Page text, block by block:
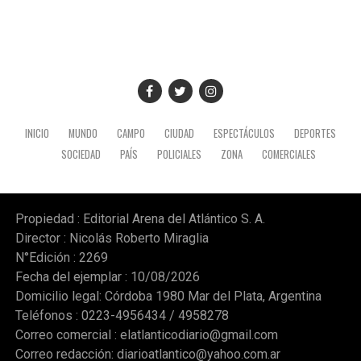
que proyecta una revolución agropecuaria digital basada
en tecnología y datos.
Gentileza radio Mitre
INICIO MUNDO CAMPO CIUDAD ESPECTÁCULOS
DEPORTES
SOCIEDAD
PAÍS POLICIALES ZONA COMERCIALES
Propiedad : Editorial Arena del Atlántico S. A.
Director : Nicolás Roberto Miraglia
N°Edición : 2269
Fecha del ejemplar : 10/08/2026
Domicilio legal: Córdoba 1980 Mar del Plata, Argentina
Teléfonos : 0223-4956434 / 4958278
Correo comercial : elatlanticodiario@gmail.com
Correo redacción: diarioatlantico@yahoo.com.ar